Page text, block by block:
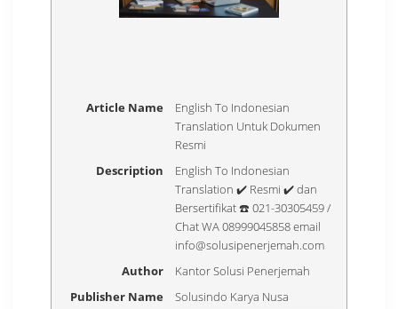
Article Name
English To Indonesian
Translation Untuk Dokumen
Resmi
Description
English To Indonesian
Translation ✔️ Resmi ✔️ dan
Bersertifikat ☎️ 021-30305459 /
Chat WA 08999045858 email
info@solusipenerjemah.com
Author
Kantor Solusi Penerjemah
Publisher Name
Solusindo Karya Nusa